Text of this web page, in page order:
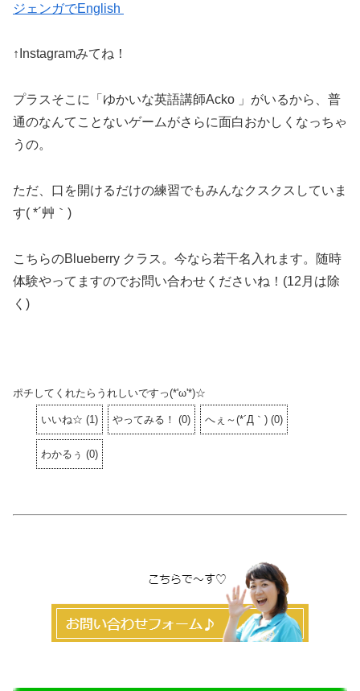
ジェンガでEnglish
↑Instagramみてね！
プラスそこに「ゆかいな英語講師Acko 」がいるから、普
通のなんてことないゲームがさらに面白おかしくなっちゃ
うの。
ただ、口を開けるだけの練習でもみんなクスクスしていま
す( *´艸｀)
こちらのBlueberry クラス。今なら若干名入れます。随時
体験やってますのでお問い合わせくださいね！(12月は除
く)
ポチしてくれたらうれしいですっ(*'ω'*)☆
いいね☆ (1) やってみる！ (0) へぇ～(*´Д｀) (0)
わかるぅ (0)